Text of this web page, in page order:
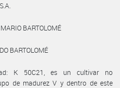
BARTOLOMÉ
BARTOLOMÉ
K 50C21, es un cultivar no
de madurez V y dentro de este